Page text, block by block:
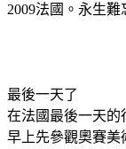
2009法國。永生難
最後一天了
在法國最後一天
早上先參觀奧賽美